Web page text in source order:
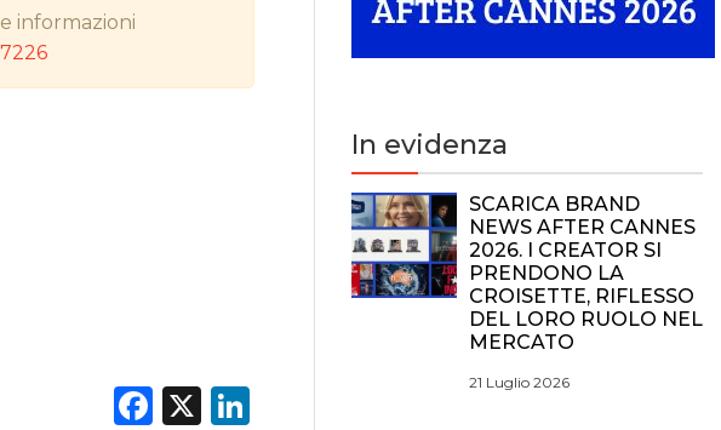
informazioni
Facebook
X LinkedIn
In evidenza
SCARICA BRAND
NEWS AFTER CANNES
2026. I CREATOR SI
PRENDONO LA
CROISETTE, RIFLESSO
DEL LORO RUOLO NEL
MERCATO
21 Luglio 2026